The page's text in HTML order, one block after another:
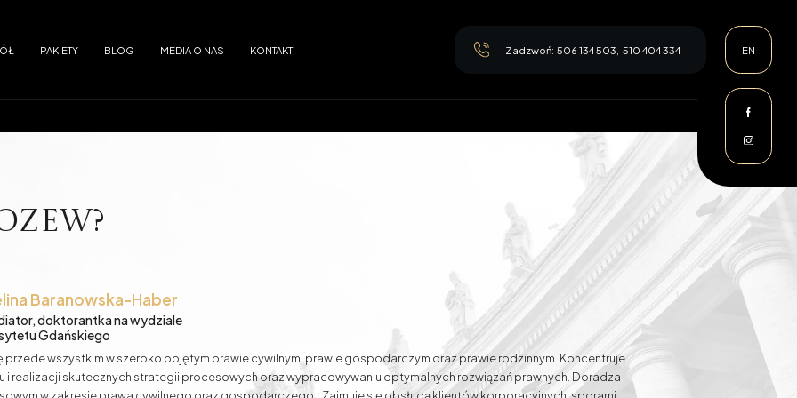
dłużnika przed wierzycielami
Kredyty w Euro
PAKIETY BLOG MEDIA O NAS KONTAKT Zadzwoń: 506 134 503 510 404 334 EN
Baranowska-Haber
doktorantka na wydziale
Gdańskiego
przede wszystkim w szeroko pojętym prawie cywilnym, prawie gospodarczym oraz prawie rodzinnym. Koncentruje
i realizacji skutecznych strategii procesowych oraz wypracowywaniu optymalnych rozwiązań prawnych. Doradza
w zakresie prawa cywilnego oraz gospodarczego. Zajmuje się obsługą klientów korporacyjnych, sporami